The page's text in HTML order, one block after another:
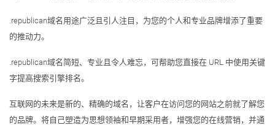
.republican域名用途广泛且引人注目，为您的个人和专业品牌增添了重要
的推动力。
.republican域名简短、专业且令人难忘，可帮助您直接在 URL 中使用关键
字提高搜索引擎排名。
互联网的未来是新的、精确的域名，让客户在访问您的网站之前就了解您
的品牌。将自己塑造为思想领袖和早期采用者，增强您的在线营销，并通